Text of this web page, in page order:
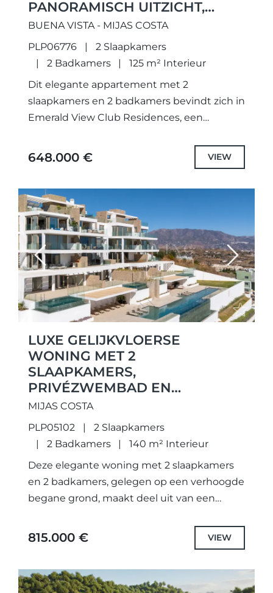
PANORAMISCH UITZICHT,
GELEGEN IN EMERALD VIEW
CLUB RESIDENCES IN
BUENAVISTA.
BUENA VISTA - MIJAS COSTA
PLP06776
2 Slaapkamers
2 Badkamers
125 m² Interieur
Dit elegante appartement met 2
slaapkamers en 2 badkamers bevindt zich in
Emerald View Club Residences, een
de rustige hoogten van Mijas, op slechts...
648.000 € VIEW
Previous Next
LUXE GELIJKVLOERSE
WONING MET 2
SLAAPKAMERS,
PRIVÉZWEMBAD EN
PANORAMISCH ZEEZICHT – LA
MIJAS COSTA
PLP05102
2 Slaapkamers
2 Badkamers
140 m² Interieur
Deze elegante woning met 2 slaapkamers
en 2 badkamers, gelegen op een verhoogde
begane grond, maakt deel uit van een
16 woningen, ideaal gelegen in...
815.000 € VIEW